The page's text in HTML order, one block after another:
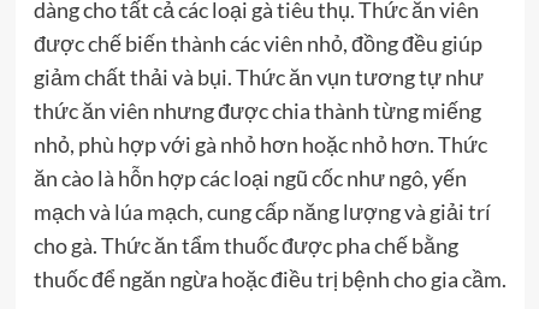
dàng cho tất cả các loại gà tiêu thụ. Thức ăn viên
được chế biến thành các viên nhỏ, đồng đều giúp
giảm chất thải và bụi. Thức ăn vụn tương tự như
thức ăn viên nhưng được chia thành từng miếng
nhỏ, phù hợp với gà nhỏ hơn hoặc nhỏ hơn. Thức
ăn cào là hỗn hợp các loại ngũ cốc như ngô, yến
mạch và lúa mạch, cung cấp năng lượng và giải trí
cho gà. Thức ăn tẩm thuốc được pha chế bằng
thuốc để ngăn ngừa hoặc điều trị bệnh cho gia cầm.